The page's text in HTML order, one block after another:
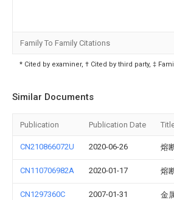
Family To Family Citations
* Cited by examiner, † Cited by third party, ‡
Similar Documents
Publication Publication Date
CN210866072U 2020-06-26 熔
CN110706982A 2020-01-17 熔
CN1297360C 2007-01-31 金